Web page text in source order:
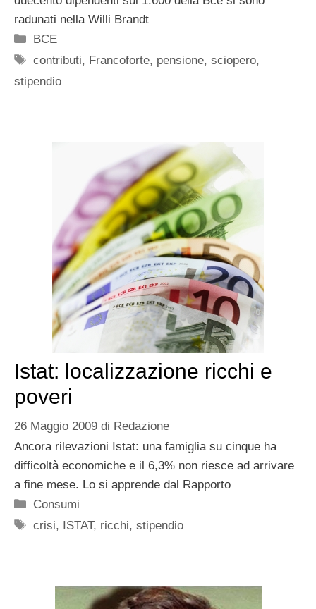
radunati nella Willi Brandt
Categorie
BCE
Tag
contributi, Francoforte, pensione,sciopero,
stipendio
Istat: localizzazione ricchi e
poveri
26 Maggio 2009 di Redazione
Ancora rilevazioni Istat: una famiglia su cinque ha
difficoltà economiche e il 6,3% non riesce ad arrivare
a fine mese. Lo si apprende dal Rapporto
Categorie
Consumi
Tag
crisi, ISTAT, ricchi,stipendio